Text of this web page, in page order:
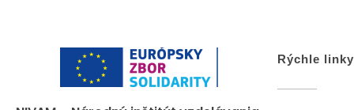
Rýchle linky